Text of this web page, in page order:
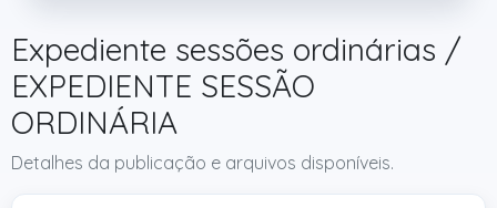
Expediente sessões ordinárias /
EXPEDIENTE SESSÃO
ORDINÁRIA
Detalhes da publicação e arquivos disponíveis.